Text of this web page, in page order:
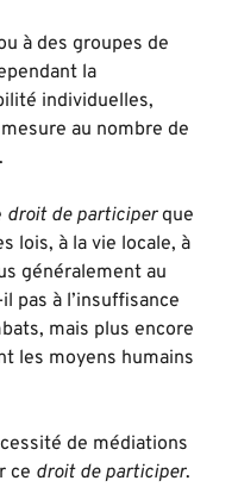
à des groupes de
la
individuelles,
au nombre de
droit de participerque
lois, à la vie locale, à
généralement au
pas à l’insuffisance
mais plus encore
les moyens humains
de médiations
ce droit de participer.